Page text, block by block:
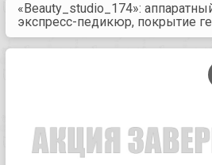
«Beauty_studio_174»:
экспресс-педикюр, покрытие